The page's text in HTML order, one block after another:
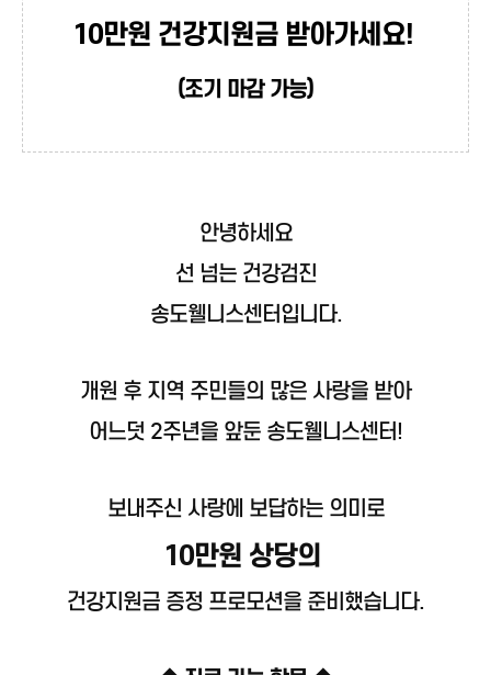
10만원 건강지원금 받아가세요!
(조기 마감 가능)
안녕하세요
선 넘는 건강검진
송도웰니스센터입니다.
개원 후 지역 주민들의 많은 사랑을 받아
어느덧 2주년을 앞둔 송도웰니스센터!
보내주신 사랑에 보답하는 의미로
10만원 상당의
건강지원금 증정 프로모션을 준비했습니다.